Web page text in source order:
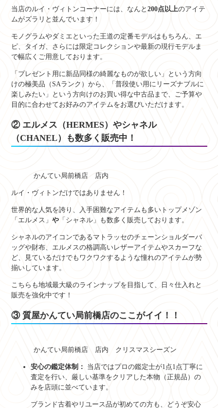
当店のルイ・ヴィトンコーナーには、なんと 200点以上のアイテ
ムがズラリと並んでいます！
モノグラムやダミエといった王道の定番モデルはもちろん、エ
ピ、タイガ、さらには限定コレクションや最新の現行モデルま
で幅広くご用意しております。
「プレゼント用に新品同様の綺麗なものが欲しい」という方向
けの極美品（SAランク）から、「普段使い用にリーズナブルに
楽しみたい」という方向けのお買い得な中古品まで、ご予算や
目的に合わせてお好みのアイテムをお選びいただけます。
② エルメス（HERMES）やシャネル
（CHANEL）も数多く販売中！
かんてい局前橋店 店内
ルイ・ヴィトンだけではありません！
世界的な人気を誇り、入手困難なアイテムも多いトップメゾン
「エルメス」 や「シャネル」も数多く販売しております。
シャネルのアイコンであるマトラッセのチェーンショルダーバ
ッグや財布、エルメスの格調高いレザーアイテムやスカーフな
ど、見ているだけでもワクワクするような憧れのアイテムが勢
揃いしています。
こちらも地域最大級のラインナップを目指して、日々仕入れと
販売を強化中です！
③ 質屋かんてい局前橋店のここがイイ！！
かんてい局前橋店 店内 クリスマスシーズン
安心の鑑定体制：
当店ではプロの鑑定士が1点1点丁寧に
査定を行い、厳しい基準をクリアした本物（正規品）の
みを店頭に並べています。
ブランド古着やリユース品が初めての方も、どうぞ安心